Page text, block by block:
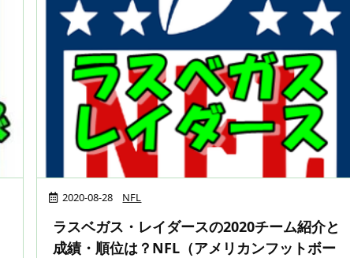
2020-08-28 NFL
ラスベガス・レイダースの2020チーム紹介と
成績・順位は？NFL（アメリカンフットボー